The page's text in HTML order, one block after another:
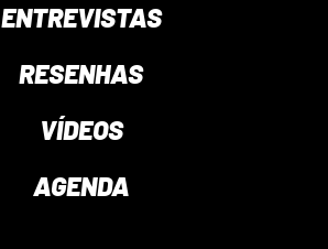
ENTREVISTAS
RESENHAS
VÍDEOS
AGENDA